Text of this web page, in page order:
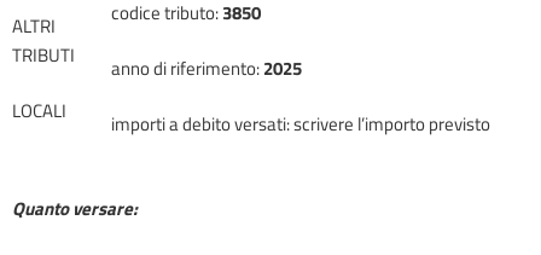
ALTRI
TRIBUTI
LOCALI
codice tributo:3850
anno di riferimento:2025
importi a debito versati: scrivere l’importo previsto
Quanto versare: